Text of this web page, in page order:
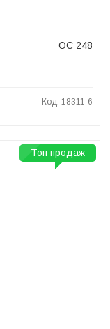
OC 248
Код: 18311-6
Топ продаж